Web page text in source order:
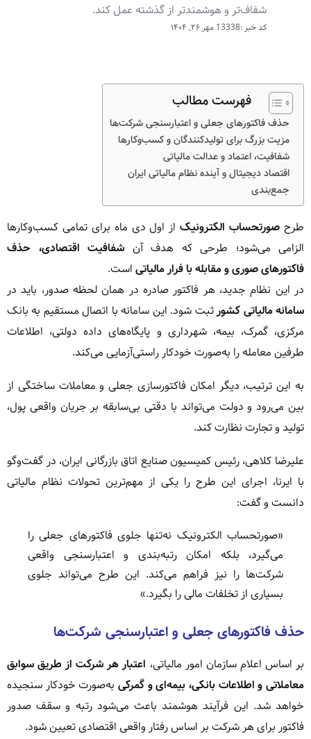
شفاف‌تر و هوشمندتر از گذشته عمل کند.
کد خبر :13338 مهر ۲۶, ۱۴۰۴
فهرست مطالب
حذف فاکتورهای جعلی و اعتبارسنجی شرکت‌ها
مزیت بزرگ برای تولیدکنندگان و کسب‌وکارها
شفافیت، اعتماد و عدالت مالیاتی
اقتصاد دیجیتال و آینده نظام مالیاتی ایران
جمع‌بندی
طرح صورتحساب الکترونیکاز اول دی ماه برای تمامی کسب‌وکارها
الزامی می‌شود؛ طرحی که هدف آن شفافیت اقتصادی، حذف
فاکتورهای صوری و مقابله با فرار مالیاتی است.
در این نظام جدید، هر فاکتور صادره در همان لحظه صدور، باید در
سامانه مالیاتی کشور ثبت شود. این سامانه با اتصال مستقیم به بانک
مرکزی، گمرک، بیمه، شهرداری و پایگاه‌های داده دولتی، اطلاعات
طرفین معامله را به‌صورت خودکار راستی‌آزمایی می‌کند.
به این ترتیب، دیگر امکان فاکتورسازی جعلی و معاملات ساختگی از
بین می‌رود و دولت می‌تواند با دقتی بی‌سابقه بر جریان واقعی پول،
تولید و تجارت نظارت کند.
علیرضا کلاهی، رئیس کمیسیون صنایع اتاق بازرگانی ایران، در گفت‌وگو
با ایرنا، اجرای این طرح را یکی از مهم‌ترین تحولات نظام مالیاتی
دانست و گفت:
«صورتحساب الکترونیک نه‌تنها جلوی فاکتورهای جعلی را
می‌گیرد، بلکه امکان رتبه‌بندی و اعتبارسنجی واقعی
شرکت‌ها را نیز فراهم می‌کند. این طرح می‌تواند جلوی
بسیاری از تخلفات مالی را بگیرد.»
حذف فاکتورهای جعلی و اعتبارسنجی شرکت‌ها
بر اساس اعلام سازمان امور مالیاتی، اعتبار هر شرکت از طریق سوابق
معاملاتی و اطلاعات بانکی، بیمه‌ای و گمرکی به‌صورت خودکار سنجیده
خواهد شد. این فرآیند هوشمند باعث می‌شود رتبه و سقف صدور
فاکتور برای هر شرکت بر اساس رفتار واقعی اقتصادی تعیین شود.